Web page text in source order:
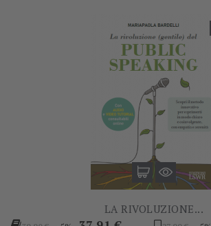
LA RIVOLUZIONE...